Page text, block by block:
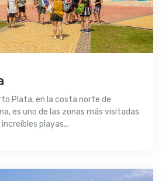
Plata, en la costa norte de
es uno de las zonas más visitadas
playas...